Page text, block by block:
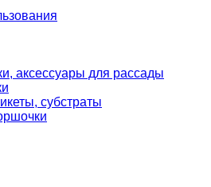
аксессуары для рассады
субстраты